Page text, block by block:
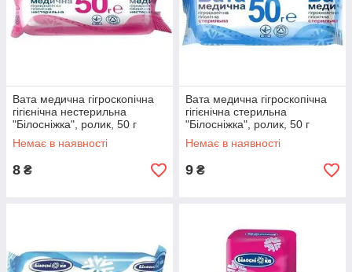
Вата медична гігроскопічна
гігієнічна нестерильна
"Білосніжка", ролик, 50 г
Немає в наявності
8 ₴
Вата медична гігроскопічна
гігієнічна стерильна
"Білосніжка", ролик, 50 г
Немає в наявності
9 ₴